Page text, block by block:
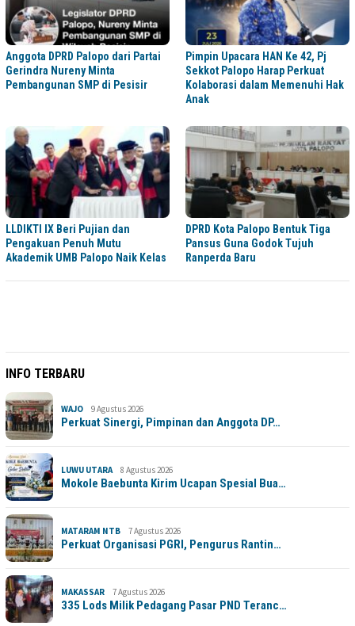
Anggota DPRD Palopo dari Partai
Gerindra Nureny Minta
Pembangunan SMP di Pesisir
Pimpin Upacara HAN Ke 42, Pj
Sekkot Palopo Harap Perkuat
Kolaborasi dalam Memenuhi Hak
Anak
LLDIKTI IX Beri Pujian dan
Pengakuan Penuh Mutu
Akademik UMB Palopo Naik Kelas
DPRD Kota Palopo Bentuk Tiga
Pansus Guna Godok Tujuh
Ranperda Baru
INFO TERBARU
WAJO 9 Agustus 2026
Perkuat Sinergi, Pimpinan dan Anggota DP…
LUWU UTARA 8 Agustus 2026
Mokole Baebunta Kirim Ucapan Spesial Bua…
MATARAM NTB 7 Agustus 2026
Perkuat Organisasi PGRI, Pengurus Rantin…
MAKASSAR 7 Agustus 2026
335 Lods Milik Pedagang Pasar PND Teranc…